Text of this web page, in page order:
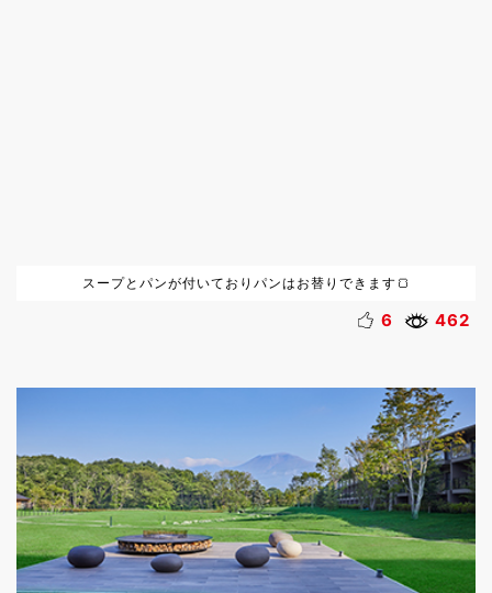
スープとパンが付いておりパンはお替りできます🍞
6 462